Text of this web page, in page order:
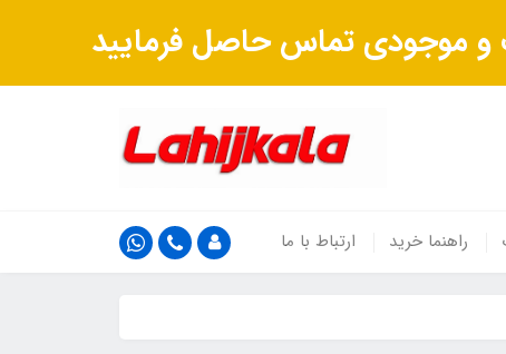
و موجودی تماس حاصل فرمایید
راهنما خرید ارتباط با ما